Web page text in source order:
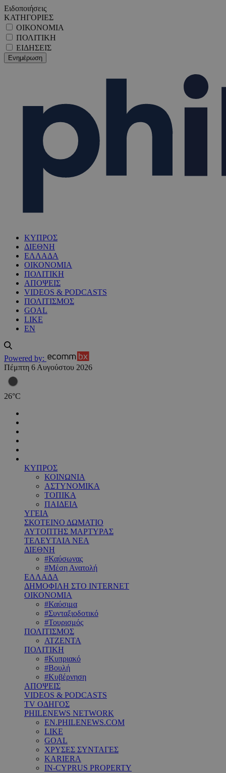
Ειδοποιήσεις
ΚΑΤΗΓΟΡΙΕΣ
ΟΙΚΟΝΟΜΙΑ
ΠΟΛΙΤΙΚΗ
ΕΙΔΗΣΕΙΣ
ΚΥΠΡΟΣ
ΔΙΕΘΝΗ
ΕΛΛΑΔΑ
ΟΙΚΟΝΟΜΙΑ
ΠΟΛΙΤΙΚΗ
ΑΠΟΨΕΙΣ
VIDEOS & PODCASTS
ΠΟΛΙΤΙΣΜΟΣ
GOAL
LIKE
EN
Powered by:
Πέμπτη 6 Αυγούστου 2026
26°C
ΚΥΠΡΟΣ
ΚΟΙΝΩΝΙΑ
ΑΣΤΥΝΟΜΙΚΑ
ΤΟΠΙΚΑ
ΠΑΙΔΕΙΑ
ΥΓΕΙΑ
ΣΚΟΤΕΙΝΟ ΔΩΜΑΤΙΟ
ΑΥΤΟΠΤΗΣ ΜΑΡΤΥΡΑΣ
ΤΕΛΕΥΤΑΙΑ ΝΕΑ
ΔΙΕΘΝΗ
#Καύσωνας
#Μέση Ανατολή
ΕΛΛΑΔΑ
ΔΗΜΟΦΙΛΗ ΣΤΟ INTERNET
ΟΙΚΟΝΟΜΙΑ
#Καύσιμα
#Συνταξιοδοτικό
#Τουρισμός
ΠΟΛΙΤΙΣΜΟΣ
ΑΤΖΕΝΤΑ
ΠΟΛΙΤΙΚΗ
#Κυπριακό
#Βουλή
#Κυβέρνηση
ΑΠΟΨΕΙΣ
VIDEOS & PODCASTS
TV ΟΔΗΓΟΣ
PHILENEWS NETWORK
EN.PHILENEWS.COM
LIKE
GOAL
ΧΡΥΣΕΣ ΣΥΝΤΑΓΕΣ
KARIERA
IN-CYPRUS PROPERTY